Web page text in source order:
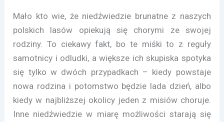
Mało kto wie, że niedźwiedzie brunatne z naszych
polskich lasów opiekują się chorymi ze swojej
rodziny. To ciekawy fakt, bo te miśki to z reguły
samotnicy i odludki, a większe ich skupiska spotyka
się tylko w dwóch przypadkach – kiedy powstaje
nowa rodzina i potomstwo będzie lada dzień, albo
kiedy w najbliższej okolicy jeden z misiów choruje.
Inne niedźwiedzie w miarę możliwości starają się